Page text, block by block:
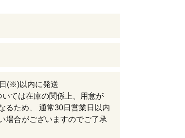
(※)以内に発送
ては在庫の関係上、用意が
るため、 通常30日営業日以内
場合がございますのでご了承